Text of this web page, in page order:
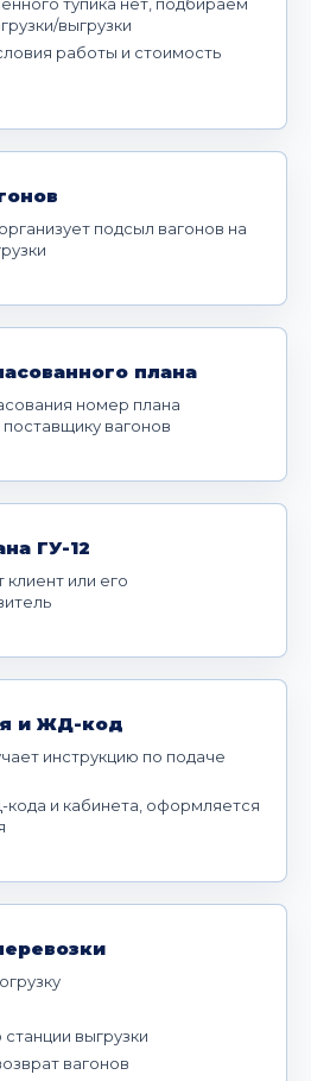
выгрузки
работы и стоимость
подсыл вагонов на
плана
номер плана
вагонов
ГУ-12
клиент или его
и ЖД-код
инструкцию по подаче
кода и кабинета, оформляется
выгрузки
вагонов